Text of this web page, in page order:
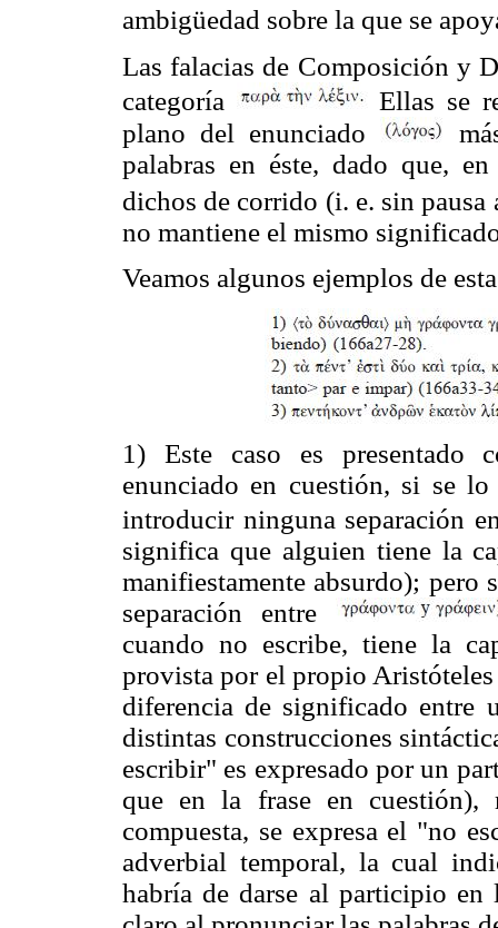
ambigüedad sobre la que se
Las falacias de Composición y
categoría
Ellas se
plano del enunciado
palabras en éste, dado que,
dichos de corrido (i. e. sin
no mantiene el mismo
Veamos algunos ejemplos de
1) Este caso es presentado
enunciado en cuestión, si se
introducir ninguna separación
significa que alguien tiene la
manifiestamente absurdo); pero
separación entre
cuando no escribe, tiene la
provista por el propio
diferencia de significado entre
distintas construcciones
escribir" es expresado por un
que en la frase en cuestión),
compuesta, se expresa el "no
adverbial temporal, la cual
habría de darse al participio